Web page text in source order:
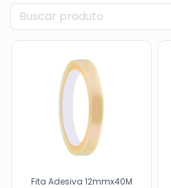
Fita Adesiva 12mmx40M